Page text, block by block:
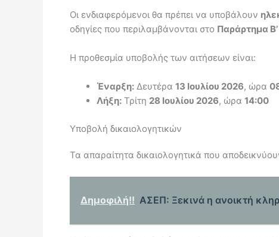
Οι ενδιαφερόμενοι θα πρέπει να υποβάλουν
οδηγίες που περιλαμβάνονται στο Παράρτημα
Η προθεσμία υποβολής των αιτήσεων είναι:
Έναρξη: Δευτέρα 13 Ιουλίου 2026, ώρα
Λήξη: Τρίτη 28 Ιουλίου 2026, ώρα 14:00
Υποβολή δικαιολογητικών
Τα απαραίτητα δικαιολογητικά που
Δημοφιλή!! ΑΣΕΠ: Ξεκινά η ανοικτή